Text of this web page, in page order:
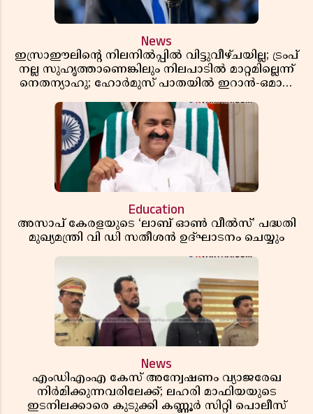
News
ഇസ്രാഈലിന്റെ നിലനിൽപ്പിൽ വിട്ടുവീഴ്ചയില്ല; ട്രംപ്
നല്ല സുഹൃത്താണെങ്കിലും നിലപാടിൽ മാറ്റമില്ലെന്ന്
നെതന്യാഹു; ഹോർമുസ് പാതയിൽ ഇറാൻ-ഒമാൻ
Education
അസാപ് കേരളയുടെ ‘ലാബ് ഓൺ വീൽസ്’ പദ്ധതി
മുഖ്യമന്ത്രി വി ഡി സതീശൻ ഉദ്ഘാടനം ചെയ്യും
News
എംഡിഎംഎ കേസ് അന്വേഷണം വ്യാജരേഖ
നിർമിക്കുന്നവരിലേക്ക്; ലഹരി മാഫിയയുടെ
ഇടനിലക്കാരെ കുടുക്കി കണ്ണൂർ സിറ്റി പൊലീസ്